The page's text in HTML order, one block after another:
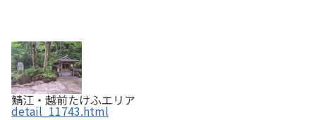
鯖江・越前たけふエリア
detail_11743.html